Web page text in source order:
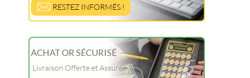
RESTEZ INFORMÉS !
ACHAT OR SÉCURISÉ
Livraison Offerte et Assurée